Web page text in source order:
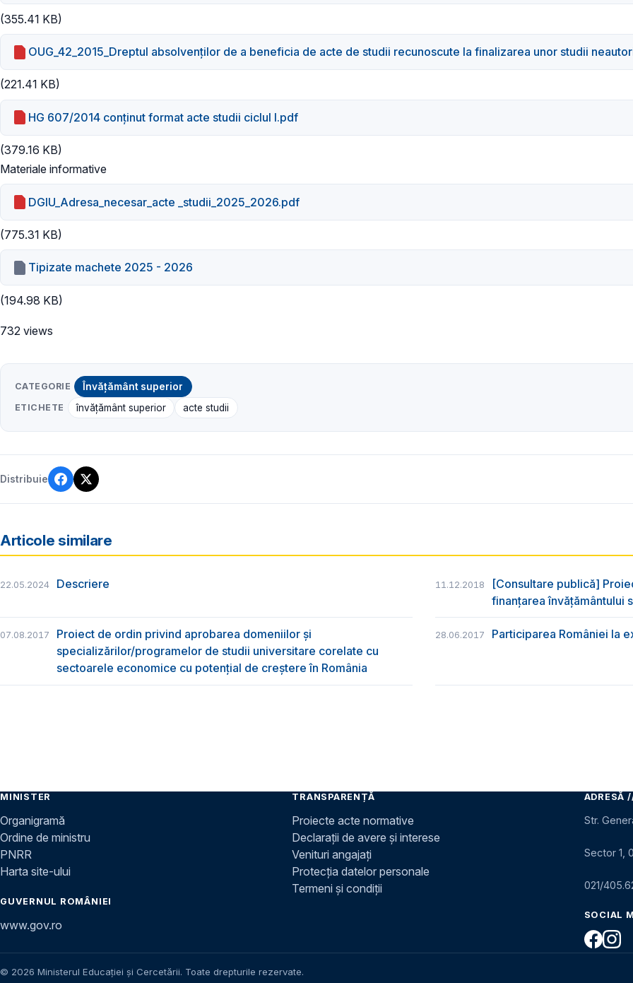
(355.41 KB)
OUG_42_2015_Dreptul absolvenţilor de a beneficia de acte de studii recunoscute la finalizarea unor studii
(221.41 KB)
HG 607/2014 conţinut format acte studii ciclul I.pdf
(379.16 KB)
Materiale informative
DGIU_Adresa_necesar_acte _studii_2025_2026.pdf
(775.31 KB)
Tipizate machete 2025 - 2026
(194.98 KB)
732 views
CATEGORIE Învățământ superior
ETICHETE învățământ superior acte studii
Distribuie
Articole similare
22.05.2024 Descriere 11.12.2018
[Consultare publică]
finanțarea învățământului
07.08.2017
Proiect de ordin privind aprobarea domeniilor și
specializărilor/programelor de studii universitare corelate cu
sectoarele economice cu potențial de creștere în România
28.06.2017 Participarea României la
MINISTER
Organigramă
Ordine de ministru
PNRR
Harta site-ului
GUVERNUL ROMÂNIEI
www.gov.ro
TRANSPARENȚĂ
Proiecte acte normative
Declarații de avere și interese
Venituri angajați
Protecția datelor personale
Termeni și condiții
ADRESĂ
Str.
Sector 1,
021/
SOCIAL
© 2026 Ministerul Educației și Cercetării. Toate drepturile rezervate.